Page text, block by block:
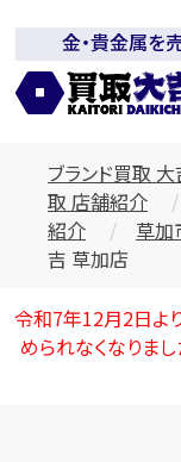
全国2200店舗以
吉」
金・貴金属を
ブランド買取 大
取 店舗紹介
紹介
草加
吉 草加店
令和7年12月2日よ
められなくなりま